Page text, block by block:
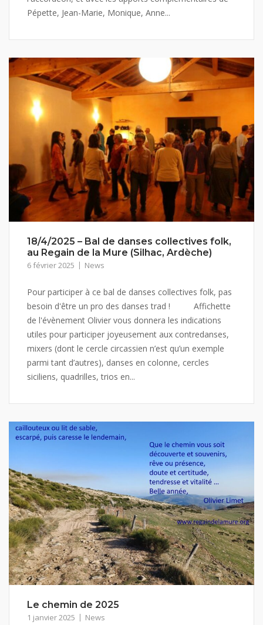
Pépette, Jean-Marie, Monique, Anne...
18/4/2025 – Bal de danses collectives folk,
au Regain de la Mure (Silhac, Ardèche)
6 février 2025 News
Pour participer à ce bal de danses collectives folk, pas
besoin d'être un pro des danses trad ! Affichette
de l'évènement Olivier vous donnera les indications
utiles pour participer joyeusement aux contredanses,
mixers (dont le cercle circassien n’est qu’un exemple
parmi tant d’autres), danses en colonne, cercles
siciliens, quadrilles, trios en...
Le chemin de 2025
1 janvier 2025 News